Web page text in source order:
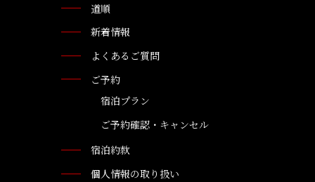
道順
新着情報
よくあるご質問
ご予約
宿泊プラン
ご予約確認・キャンセル
宿泊約款
個人情報の取り扱い